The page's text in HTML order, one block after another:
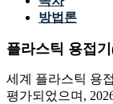
방법론
플라스틱 용접
세계 플라스틱 용
평가되었으며,